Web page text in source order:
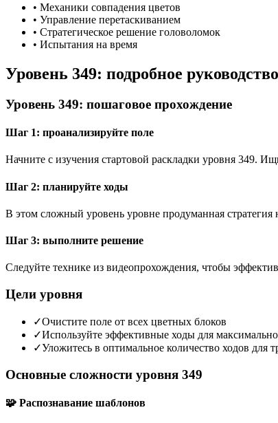
• Механики совпадения цветов
• Управление перетаскиванием
• Стратегическое решение головоломок
• Испытания на время
Уровень 349: подробное руководство
Уровень 349: пошаговое прохождение
Шаг 1: проанализируйте поле
Начните с изучения стартовой раскладки уровня 349.
Шаг 2: планируйте ходы
В этом сложный уровень уровне продуманная
Шаг 3: выполните решение
Следуйте технике из видеопрохождения, чтобы
Цели уровня
✓Очистите поле от всех цветных блоков
✓Используйте эффективные ходы для
✓Уложитесь в оптимальное количество ходов для
Основные сложности уровня 349
🧩 Распознавание шаблонов